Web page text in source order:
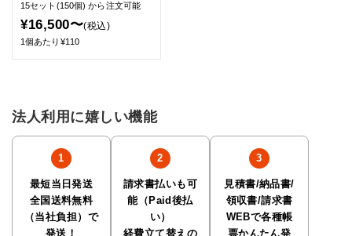
15セット(150個)から注文可能
¥16,500〜(税込)
1個あたり¥110
法人利用に嬉しい機能
最短当日発送
全国送料無料
（当社負担）で
発送！
請求書払いも可
能（Paid後払
い）
経費立て替えの
見積書/納品書/
領収書/請求書
WEBで各種帳
票かんたん発